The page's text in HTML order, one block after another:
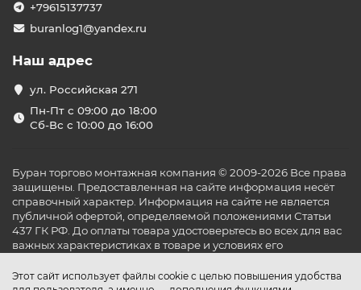
Этот сайт использует файлы cookie с целью повышения удобства
+79615137737
buranlog1@yandex.ru
Наш адрес
ул. Российская 271
Пн-Пт с 09:00 до 18:00
Сб-Вс с 10:00 до 16:00
Буран торгово монтажная компания © 2009-2026 Все права
защищены. Предоставленная на сайте информация несёт
справочный характер. Информация на сайте не является
публичной офертой, определяемой положениями Статьи
437 ГК РФ. До оплаты товара удостоверьтесь во всех для вас
важных характеристиках в товаре и условиях его